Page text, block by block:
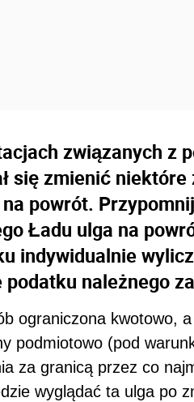
związanych z
się zmienić niektóre
powrót.
Ładu ulga na
indywidualnie
należnego
ograniczona kwotowo,
podmiotowo (pod
za granicą przez co
wyglądać ta ulga po